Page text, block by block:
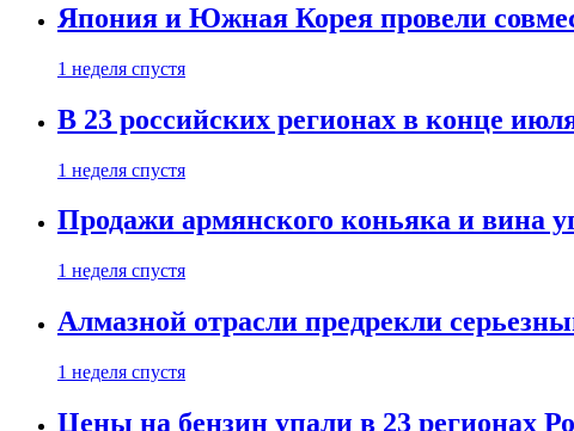
Япония и Южная Корея провели
1 неделя спустя
В 23 российских регионах в конце
1 неделя спустя
Продажи армянского коньяка и вина
1 неделя спустя
Алмазной отрасли предрекли
1 неделя спустя
Цены на бензин упали в 23 регионах